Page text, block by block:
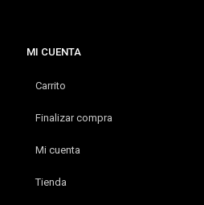
MI CUENTA
Carrito
Finalizar compra
Mi cuenta
Tienda